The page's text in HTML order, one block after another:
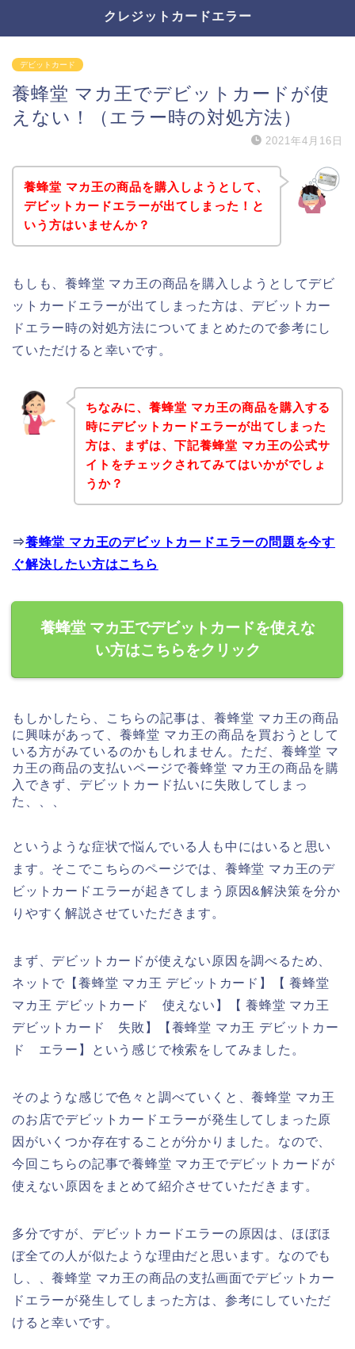
クレジットカードエラー
デビットカード
養蜂堂 マカ王でデビットカードが使
えない！（エラー時の対処方法）
2021年4月16日
養蜂堂 マカ王の商品を購入しようとして、
デビットカードエラーが出てしまった！と
いう方はいませんか？
もしも、養蜂堂 マカ王の商品を購入しようとしてデビ
ットカードエラーが出てしまった方は、デビットカー
ドエラー時の対処方法についてまとめたので参考にし
ていただけると幸いです。
ちなみに、養蜂堂 マカ王の商品を購入する
時にデビットカードエラーが出てしまった
方は、まずは、下記養蜂堂 マカ王の公式サ
イトをチェックされてみてはいかがでしょ
うか？
⇒養蜂堂 マカ王のデビットカードエラーの問題を今す
ぐ解決したい方はこちら
養蜂堂 マカ王でデビットカードを使えな
い方はこちらをクリック
もしかしたら、こちらの記事は、養蜂堂 マカ王の商品
に興味があって、養蜂堂 マカ王の商品を買おうとして
いる方がみているのかもしれません。ただ、養蜂堂 マ
カ王の商品の支払いページで養蜂堂 マカ王の商品を購
入できず、デビットカード払いに失敗してしまっ
た、、、
というような症状で悩んでいる人も中にはいると思い
ます。そこでこちらのページでは、養蜂堂 マカ王のデ
ビットカードエラーが起きてしまう原因&解決策を分か
りやすく解説させていただきます。
まず、デビットカードが使えない原因を調べるため、
ネットで【養蜂堂 マカ王 デビットカード】【 養蜂堂
マカ王 デビットカード 使えない】【 養蜂堂 マカ王
デビットカード 失敗】【養蜂堂 マカ王 デビットカー
ド エラー】という感じで検索をしてみました。
そのような感じで色々と調べていくと、養蜂堂 マカ王
のお店でデビットカードエラーが発生してしまった原
因がいくつか存在することが分かりました。なので、
今回こちらの記事で養蜂堂 マカ王でデビットカードが
使えない原因をまとめて紹介させていただきます。
多分ですが、デビットカードエラーの原因は、ほぼほ
ぼ全ての人が似たような理由だと思います。なのでも
し、、養蜂堂 マカ王の商品の支払画面でデビットカー
ドエラーが発生してしまった方は、参考にしていただ
けると幸いです。